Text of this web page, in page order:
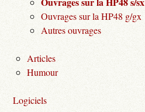
Ouvrages sur la HP48 g/gx
Autres ouvrages
Articles
Humour
Logiciels